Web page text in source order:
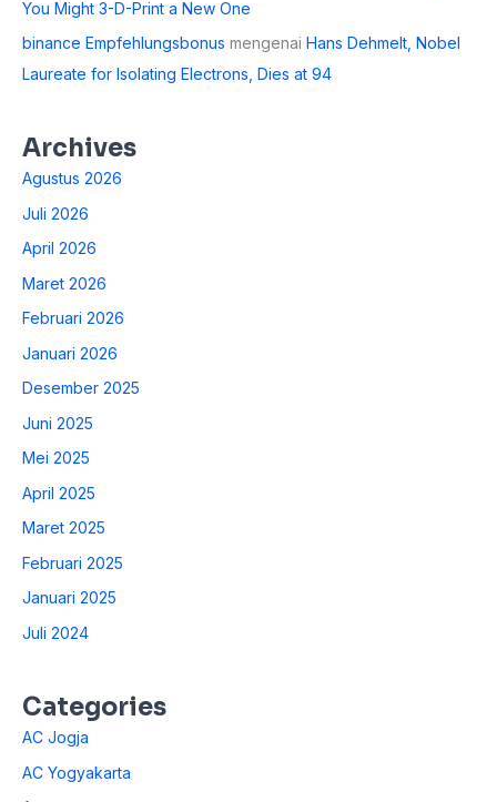
You Might 3-D-Print a New One
binance Empfehlungsbonus mengenai Hans Dehmelt, Nobel
Laureate for Isolating Electrons, Dies at 94
Archives
Agustus 2026
Juli 2026
April 2026
Maret 2026
Februari 2026
Januari 2026
Desember 2025
Juni 2025
Mei 2025
April 2025
Maret 2025
Februari 2025
Januari 2025
Juli 2024
Categories
AC Jogja
AC Yogyakarta